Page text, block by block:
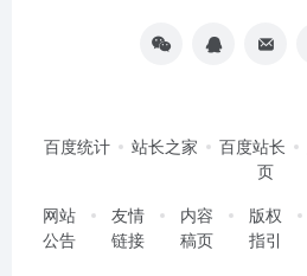
百度统计 站长之家 百度站长
页
网站
公告
友情
链接
内容
稿页
版权
指引